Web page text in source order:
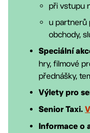
při vstupu
u partnerů
obchody,
Speciální
hry, filmové
přednášky,
Výlety pro
Senior Taxi.
Informace o